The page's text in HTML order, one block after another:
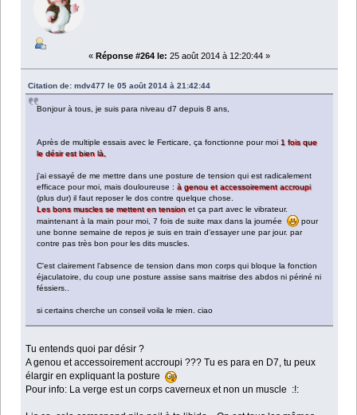
« Réponse #264 le: 25 août 2014 à 12:20:44 »
Citation de: mdv477 le 05 août 2014 à 21:42:44
Bonjour à tous, je suis para niveau d7 depuis 8 ans,
Après de multiple essais avec le Ferticare, ça fonctionne pour moi 1 fois que
le désir est bien là,
j'ai essayé de me mettre dans une posture de tension qui est radicalement
efficace pour moi, mais douloureuse :à genou et accessoirement accroupi
(plus dur) il faut reposer le dos contre quelque chose.
Les bons muscles se mettent en tensionet ça part avec le vibrateur.
maintenant à la main pour moi, 7 fois de suite max dans la journée
pour
une bonne semaine de repos je suis en train d'essayer une par jour. par
contre pas très bon pour les dits muscles.
C'est clairement l'absence de tension dans mon corps qui bloque la fonction
éjaculatoire, du coup une posture assise sans maitrise des abdos ni périné ni
féssiers..
si certains cherche un conseil voila le mien. ciao
Tu entends quoi par désir ?
A genou et accessoirement accroupi ??? Tu es para en D7, tu peux
élargir en expliquant la posture
Pour info: La verge est un corps caverneux et non un muscle :!: